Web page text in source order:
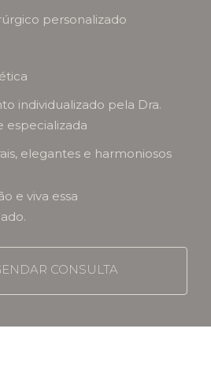
personalizado
individualizado pela Dra.
especializada
elegantes e harmoniosos
e viva essa
CONSULTA